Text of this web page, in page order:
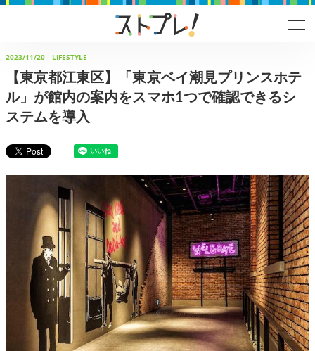
2023/11/20 LIFESTYLE
【東京都江東区】「東京ベイ潮見プリンスホテ
ル」が館内の案内をスマホ1つで確認できるシ
ステムを導入